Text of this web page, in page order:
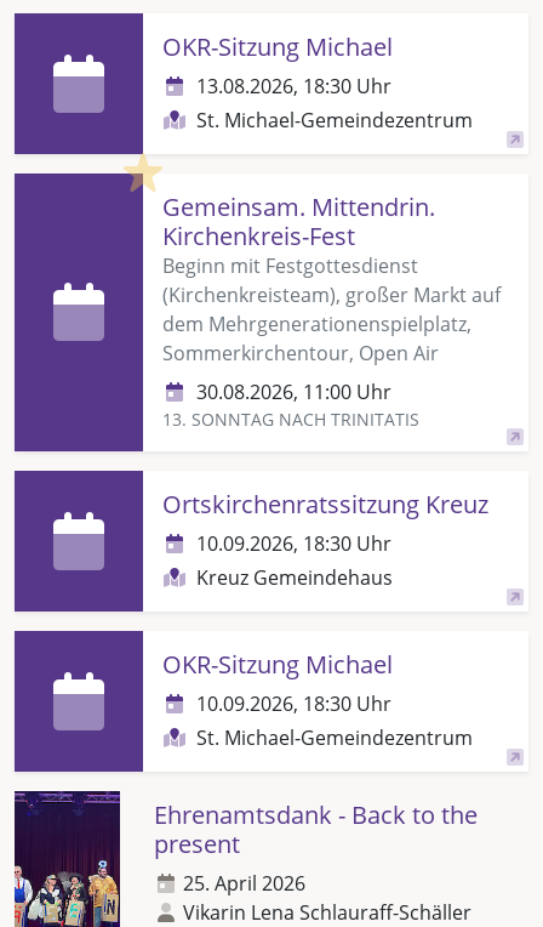
OKR-Sitzung Michael
13.08.2026, 18:30 Uhr
St. Michael-Gemeindezentrum
Highlight
Gemeinsam. Mittendrin.
Kirchenkreis-Fest
Beginn mit Festgottesdienst
(Kirchenkreisteam), großer Markt auf
dem Mehrgenerationenspielplatz,
Sommerkirchentour, Open Air
30.08.2026, 11:00 Uhr
13. SONNTAG NACH TRINITATIS
Ortskirchenratssitzung Kreuz
10.09.2026, 18:30 Uhr
Kreuz Gemeindehaus
OKR-Sitzung Michael
10.09.2026, 18:30 Uhr
St. Michael-Gemeindezentrum
Ehrenamtsdank - Back to the
present
25. April 2026
Vikarin Lena Schlauraff-Schäller